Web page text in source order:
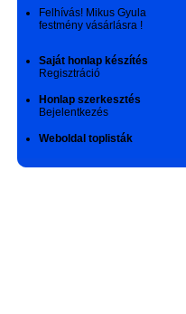
Felhívás! Mikus Gyula
festmény vásárlásra !
Saját honlap készítés
Regisztráció
Honlap szerkesztés
Bejelentkezés
Weboldal toplisták